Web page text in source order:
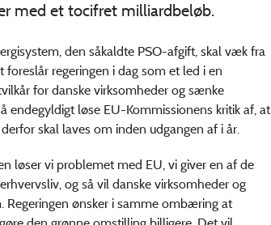
med et tocifret milliardbeløb.
den såkaldte PSO-afgift, skal væk fra
regeringen i dag som et led i en
for danske virksomheder og sænke
endegyldigt løse EU-Kommissionens kritik af, at
skal laves om inden udgangen af i år.
løser vi problemet med EU, vi giver en af de
og så vil danske virksomheder og
ønsker i samme ombæring at